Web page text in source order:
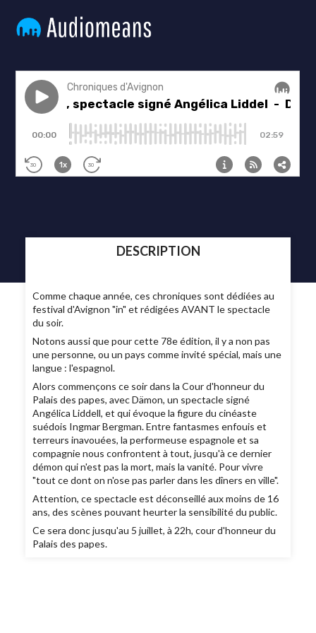
DESCRIPTION
Comme chaque année, ces chroniques sont dédiées au
festival d'Avignon "in" et rédigées AVANT le spectacle
du soir.
Notons aussi que pour cette 78e édition, il y a non pas
une personne, ou un pays comme invité spécial, mais une
langue : l'espagnol.
Alors commençons ce soir dans la Cour d'honneur du
Palais des papes, avec Dämon, un spectacle signé
Angélica Liddell, et qui évoque la figure du cinéaste
suédois Ingmar Bergman. Entre fantasmes enfouis et
terreurs inavouées, la performeuse espagnole et sa
compagnie nous confrontent à tout, jusqu'à ce dernier
démon qui n'est pas la mort, mais la vanité. Pour vivre
"tout ce dont on n'ose pas parler dans les dîners en ville".
Attention, ce spectacle est déconseillé aux moins de 16
ans, des scènes pouvant heurter la sensibilité du public.
Ce sera donc jusqu'au 5 juillet, à 22h, cour d'honneur du
Palais des papes.